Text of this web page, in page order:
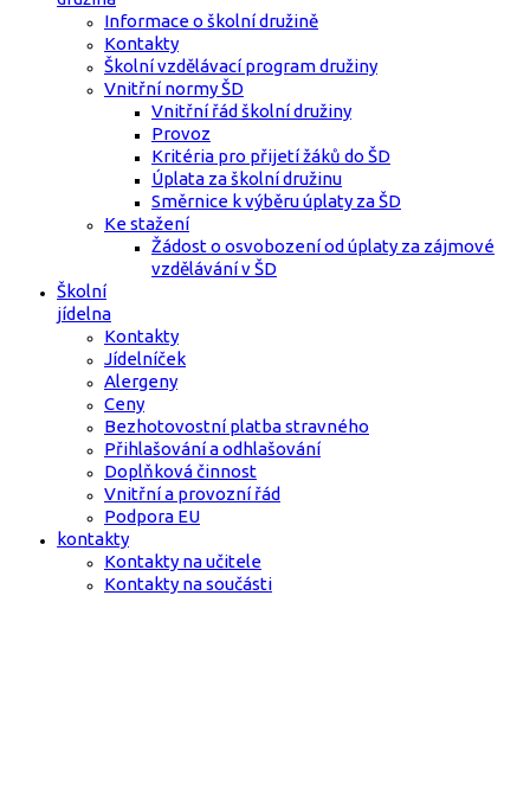
Informace o školní družině
Kontakty
Školní vzdělávací program družiny
Vnitřní normy ŠD
Vnitřní řád školní družiny
Provoz
Kritéria pro přijetí žáků do ŠD
Úplata za školní družinu
Směrnice k výběru úplaty za ŠD
Ke stažení
Žádost o osvobození od úplaty za zájmové
vzdělávání v ŠD
Školní
jídelna
Kontakty
Jídelníček
Alergeny
Ceny
Bezhotovostní platba stravného
Přihlašování a odhlašování
Doplňková činnost
Vnitřní a provozní řád
Podpora EU
kontakty
Kontakty na učitele
Kontakty na součásti